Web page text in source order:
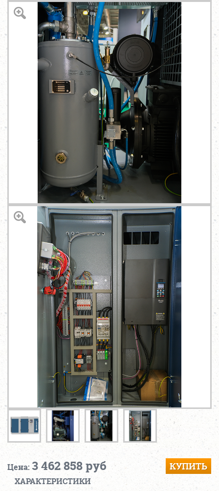
Цена: 3 462 858 руб КУПИТЬ
ХАРАКТЕРИСТИКИ